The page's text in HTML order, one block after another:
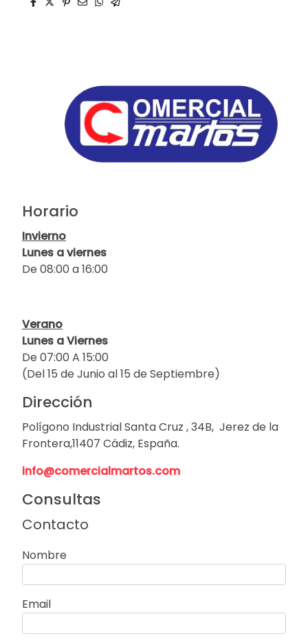
Horario
Invierno
Lunes a viernes
De 08:00 a 16:00
Verano
Lunes a Viernes
De 07:00 A 15:00
(Del 15 de Junio al 15 de Septiembre)
Dirección
Polígono Industrial Santa Cruz , 34B, Jerez de la
Frontera,11407 Cádiz, España.
info@comercialmartos.com
Consultas
Contacto
Nombre
Email